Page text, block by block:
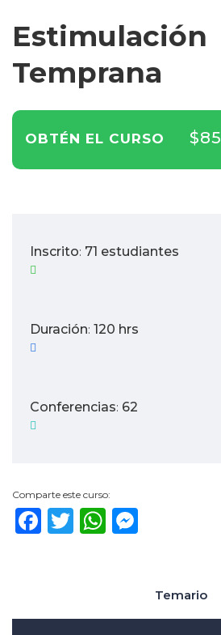
Estimulación
Temprana
OBTÉN EL CURSO $85
Inscrito: 71 estudiantes
Duración: 120 hrs
Conferencias: 62
Comparte este curso:
Facebook
TwitterWhatsApp
Temario